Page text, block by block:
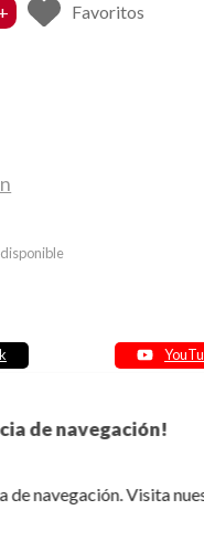
de navegación!
de navegación. Visita
+ Favoritos